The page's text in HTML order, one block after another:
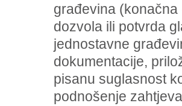
građevina
dozvola ili potvrda
jednostavne
dokumentacije,
pisanu suglasnost
podnošenje